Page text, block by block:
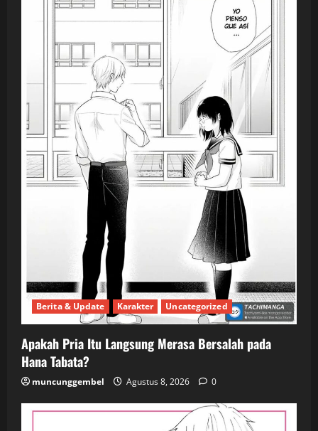
Berita & Update Karakter Uncategorized
Apakah Pria Itu Langsung Merasa Bersalah pada
Hana Tabata?
muncunggembel Agustus 8, 2026 0